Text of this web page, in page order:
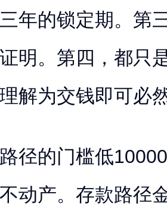
年的锁定期。第
明。第四，都只
解为交钱即可必
径的门槛低
动产。存款路径